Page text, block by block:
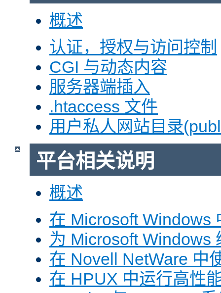
概述
认证，授权与访问控制
CGI 与动态内容
服务器端插入
.htaccess 文件
用户私人网站目录
平台相关说明
概述
在 Microsoft Windows
为 Microsoft Windows
在 Novell NetWare 中
在 HPUX 中运行高性